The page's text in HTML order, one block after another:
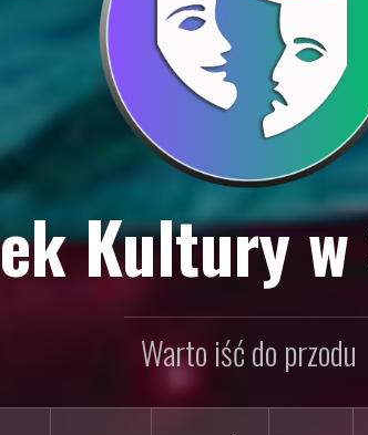
Kultury w
Warto iść do przodu